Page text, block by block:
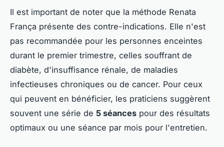
Il est important de noter que la méthode Renata
França présente des contre-indications. Elle n'est
pas recommandée pour les personnes enceintes
durant le premier trimestre, celles souffrant de
diabète, d'insuffisance rénale, de maladies
infectieuses chroniques ou de cancer. Pour ceux
qui peuvent en bénéficier, les praticiens suggèrent
souvent une série de 5 séances pour des résultats
optimaux ou une séance par mois pour l'entretien.